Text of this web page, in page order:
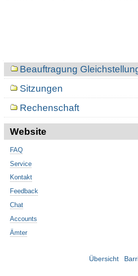
NavigationBeauftragung
Sitzungen
Rechenschaft
Website
FAQ
Service
Kontakt
Feedback
Chat
Accounts
Ämter
Übersicht